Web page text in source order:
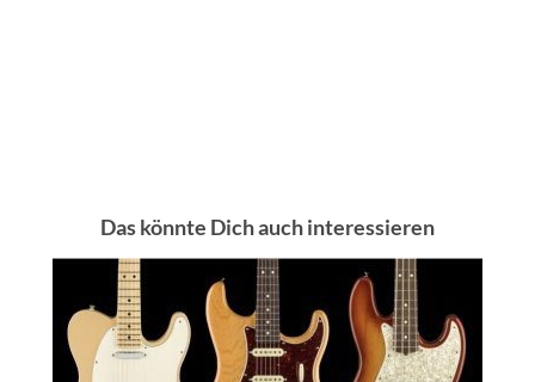
Das könnte Dich auch interessieren